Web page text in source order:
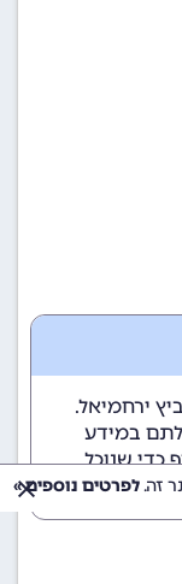
ירחמיאל.
במידע
כדי שנוכל
לפרטים נוספים »